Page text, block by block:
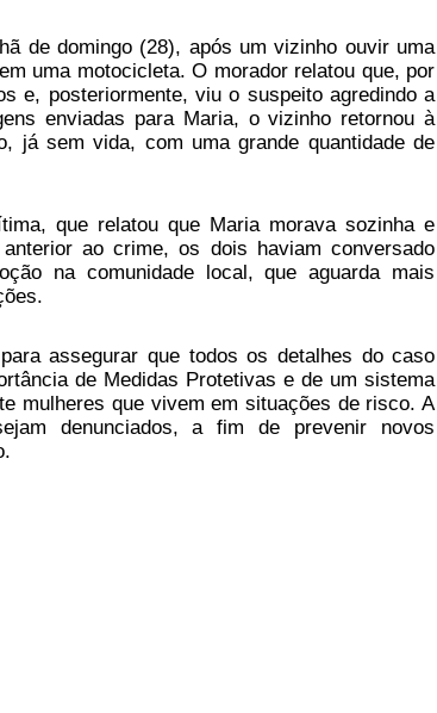
de domingo (28), após um vizinho ouvir uma
uma motocicleta. O morador relatou que, por
e, posteriormente, viu o suspeito agredindo a
enviadas para Maria, o vizinho retornou à
já sem vida, com uma grande quantidade de
que relatou que Maria morava sozinha e
ao crime, os dois haviam conversado
na comunidade local, que aguarda mais
assegurar que todos os detalhes do caso
de Medidas Protetivas e de um sistema
mulheres que vivem em situações de risco. A
denunciados, a fim de prevenir novos